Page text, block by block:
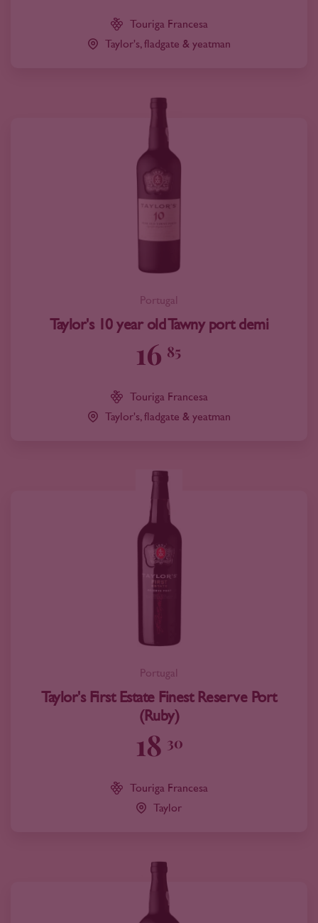
Touriga Francesa
Taylor's, fladgate & yeatman
Portugal
Taylor's 10 year old Tawny port demi
16 85
Touriga Francesa
Taylor's, fladgate & yeatman
Portugal
Taylor's First Estate Finest Reserve Port
(Ruby)
18 30
Touriga Francesa
Taylor